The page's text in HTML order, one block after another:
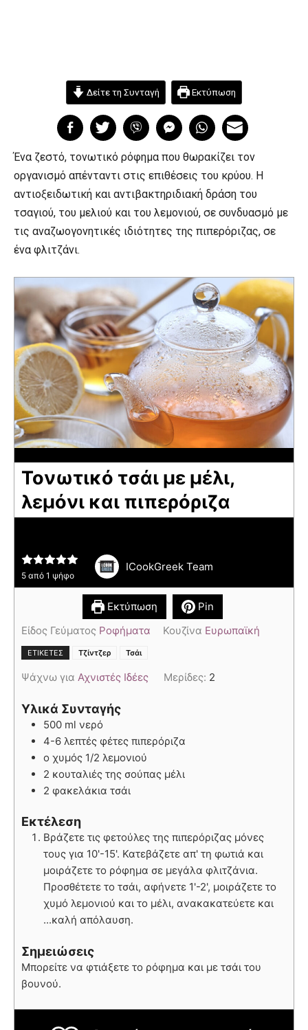
Δείτε τη Συνταγή Εκτύπωση
Ένα ζεστό, τονωτικό ρόφημα που θωρακίζει τον
οργανισμό απένταντι στις επιθέσεις του κρύου. Η
αντιοξειδωτική και αντιβακτηριδιακή δράση του
τσαγιού, του μελιού και του λεμονιού, σε συνδυασμό με
τις αναζωογονητικές ιδιότητες της πιπερόριζας, σε
ένα φλιτζάνι.
Τονωτικό τσάι με μέλι,
λεμόνι και πιπερόριζα
5 από 1 ψήφο
ICookGreek Team
Εκτύπωση
Pin
Είδος Γεύματος Ροφήματα Κουζίνα Ευρωπαϊκή
ΕΤΙΚΈΤΕΣ Τζίντζερ Τσάι
Ψάχνω για Αχνιστές Ιδέες Μερίδες: 2
Υλικά Συνταγής
500 ml νερό
4-6 λεπτές φέτες πιπερόριζα
ο χυμός 1/2 λεμονιού
2 κουταλιές της σούπας μέλι
2 φακελάκια τσάι
Εκτέλεση
Βράζετε τις φετούλες της πιπερόριζας μόνες
τους για 10'-15'. Κατεβάζετε απ' τη φωτιά και
μοιράζετε το ρόφημα σε μεγάλα φλιτζάνια.
Προσθέτετε το τσάι, αφήνετε 1'-2', μοιράζετε το
χυμό λεμονιού και το μέλι, ανακακατεύετε και
...καλή απόλαυση.
Σημειώσεις
Μπορείτε να φτιάξετε το ρόφημα και με τσάι του
βουνού.